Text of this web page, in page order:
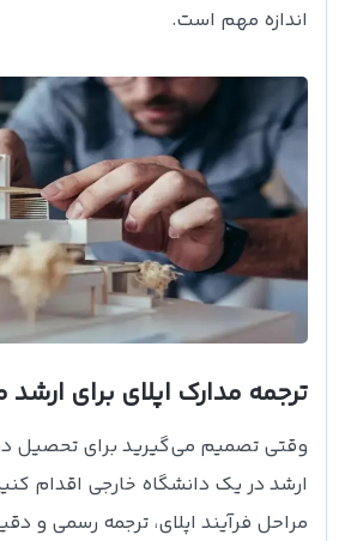
اندازه مهم است.
ترجمه مدارک اپلای برای
وقتی تصمیم می‌گیرید برای تحصیل
ارشد در یک دانشگاه خارجی اقدام
مراحل فرآیند اپلای، ترجمه رسمی و